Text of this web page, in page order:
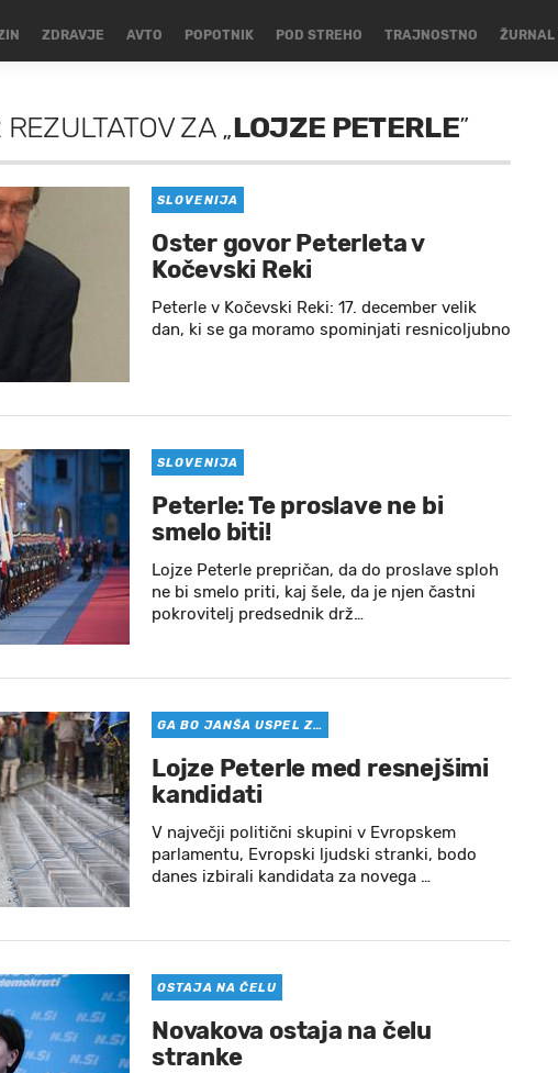
ZDRAVJE AVTO POPOTNIK POD STREHO TRAJNOSTNO ŽURNAL
ZA„LOJZE PETERLE”
SLOVENIJA
Oster govor Peterleta v
Kočevski Reki
Peterle v Kočevski Reki: 17. december velik
dan, ki se ga moramo spominjati resnicoljubno
SLOVENIJA
Peterle: Te proslave ne bi
smelo biti!
Lojze Peterle prepričan, da do proslave sploh
ne bi smelo priti, kaj šele, da je njen častni
pokrovitelj predsednik drž…
GA BO JANŠA USPEL Z…
Lojze Peterle med resnejšimi
kandidati
V največji politični skupini v Evropskem
parlamentu, Evropski ljudski stranki, bodo
danes izbirali kandidata za novega …
OSTAJA NA ČELU
Novakova ostaja na čelu
stranke